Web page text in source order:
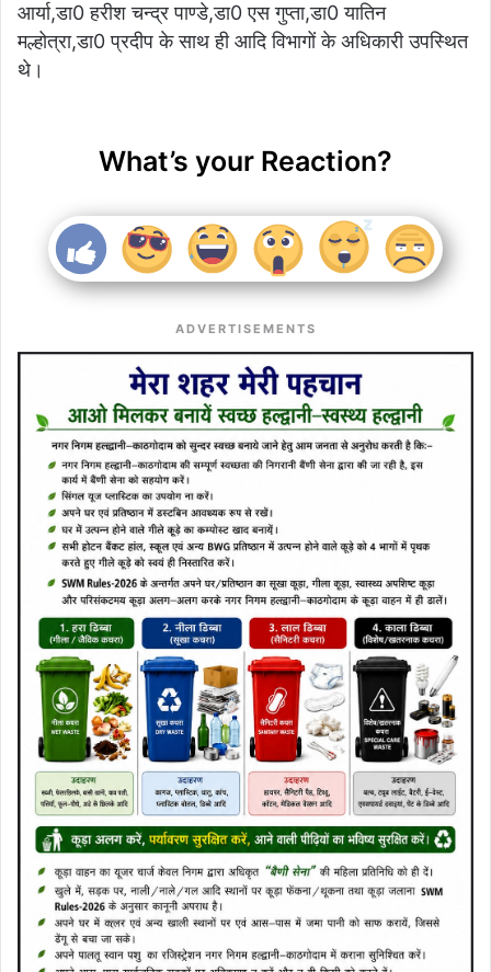
आर्या,डा0 हरीश चन्द्र पाण्डे,डा0 एस गुप्ता,डा0 यातिन
मल्होत्रा,डा0 प्रदीप के साथ ही आदि विभागों के अधिकारी उपस्थित
थे।
What’s your Reaction?
ADVERTISEMENTS